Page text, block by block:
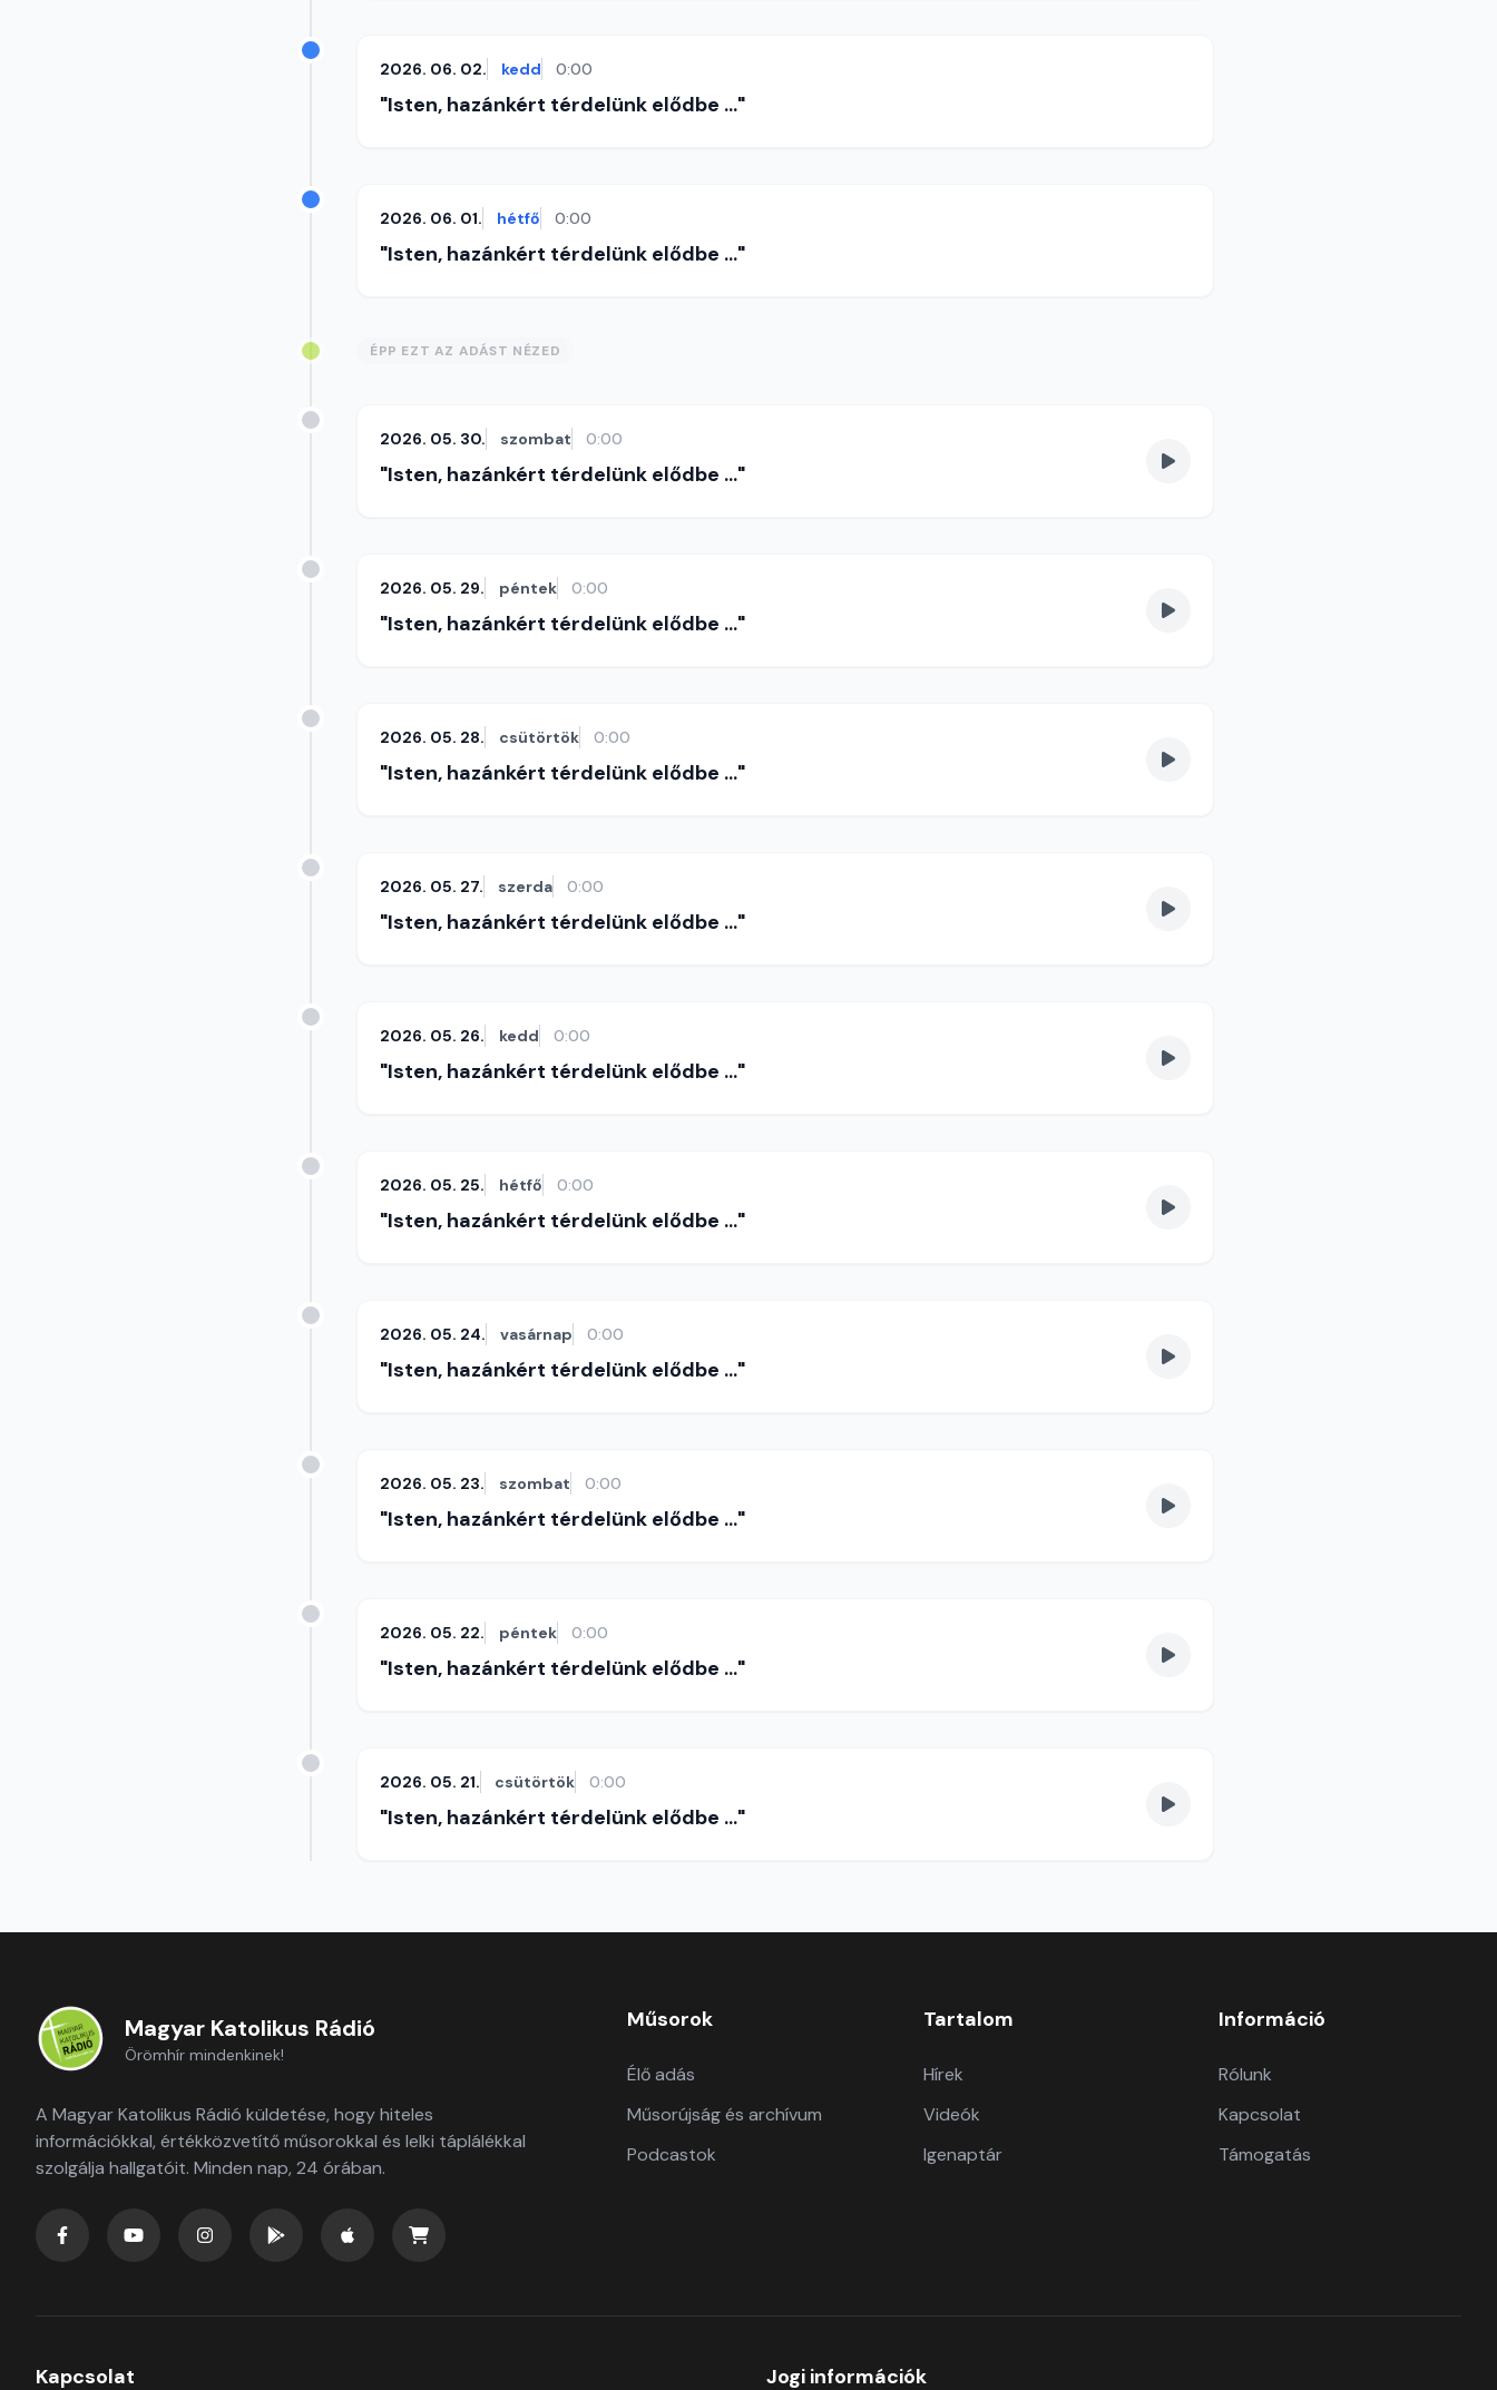
2026. 06. 02. kedd 0:00
"Isten, hazánkért térdelünk elődbe ..."
2026. 06. 01. hétfő 0:00
"Isten, hazánkért térdelünk elődbe ..."
ÉPP EZT AZ ADÁST NÉZED
2026. 05. 30. szombat 0:00
"Isten, hazánkért térdelünk elődbe ..."
2026. 05. 29. péntek 0:00
"Isten, hazánkért térdelünk elődbe ..."
2026. 05. 28. csütörtök 0:00
"Isten, hazánkért térdelünk elődbe ..."
2026. 05. 27. szerda 0:00
"Isten, hazánkért térdelünk elődbe ..."
2026. 05. 26. kedd 0:00
"Isten, hazánkért térdelünk elődbe ..."
2026. 05. 25. hétfő 0:00
"Isten, hazánkért térdelünk elődbe ..."
2026. 05. 24. vasárnap 0:00
"Isten, hazánkért térdelünk elődbe ..."
2026. 05. 23. szombat 0:00
"Isten, hazánkért térdelünk elődbe ..."
2026. 05. 22. péntek 0:00
"Isten, hazánkért térdelünk elődbe ..."
2026. 05. 21. csütörtök 0:00
"Isten, hazánkért térdelünk elődbe ..."
Magyar Katolikus Rádió
Örömhír mindenkinek!
A Magyar Katolikus Rádió küldetése, hogy hiteles
információkkal, értékközvetítő műsorokkal és lelki táplálékkal
szolgálja hallgatóit. Minden nap, 24 órában.
Műsorok
Élő adás
Műsorújság és archívum
Podcastok
Tartalom
Hírek
Videók
Igenaptár
Információ
Rólunk
Kapcsolat
Támogatás
Kapcsolat Jogi információk